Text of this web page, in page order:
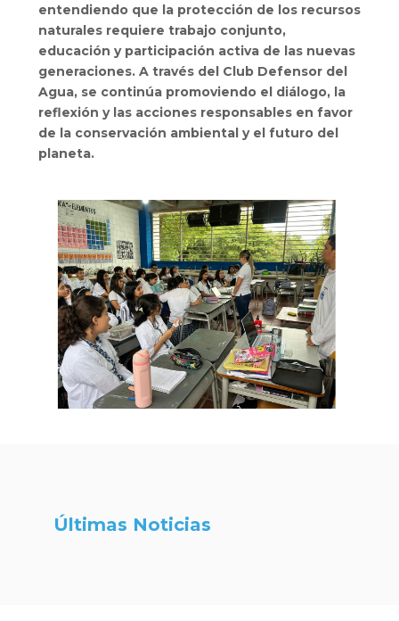
entendiendo que la protección de los recursos
naturales requiere trabajo conjunto,
educación y participación activa de las nuevas
generaciones. A través del Club Defensor del
Agua, se continúa promoviendo el diálogo, la
reflexión y las acciones responsables en favor
de la conservación ambiental y el futuro del
planeta.
Últimas Noticias